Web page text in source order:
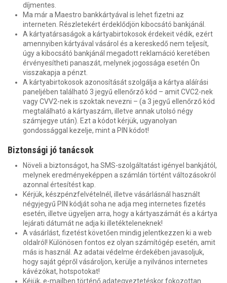
díjmentes.
Ma már a Maestro bankkártyával is lehet fizetni az
interneten. Részletekért érdeklődjön kibocsátó bankjánál.
A kártyatársaságok a kártyabirtokosok érdekeit védik, ezért
amennyiben kártyával vásárol és a kereskedő nem teljesít,
úgy a kibocsátó bankjánál megadott reklamáció keretében
érvényesítheti panaszát, melynek jogossága esetén Ön
visszakapja a pénzt.
A kártyabirtokosok azonosítását szolgálja a kártya aláírási
paneljében található 3 jegyű ellenőrző kód – amit CVC2-nek
vagy CVV2-nek is szoktak nevezni – (a 3 jegyű ellenőrző kód
megtalálható a kártyaszám, illetve annak utolsó négy
számjegye után). Ezt a kódot kérjük, ugyanolyan
gondossággal kezelje, mint a PIN kódot!
Biztonsági jó tanácsok
Növeli a biztonságot, ha SMS-szolgáltatást igényel bankjától,
melynek eredményeképpen a számlán történt változásokról
azonnal értesítést kap.
Kérjük, készpénzfelvételnél, illetve vásárlásnál használt
négyjegyű PIN kódját soha ne adja meg internetes fizetés
esetén, illetve ügyeljen arra, hogy a kártyaszámát és a kártya
lejárati dátumát ne adja ki illetékteleneknek!
A vásárlást, fizetést követően mindig jelentkezzen ki a web
oldalról! Különösen fontos ez olyan számítógép esetén, amit
más is használ. Az adatai védelme érdekében javasoljuk,
hogy saját gépről vásároljon, kerülje a nyilvános internetes
kávézókat, hotspotokat!
Kéjük, e-mailben történő adategyeztetéskor fokozottan